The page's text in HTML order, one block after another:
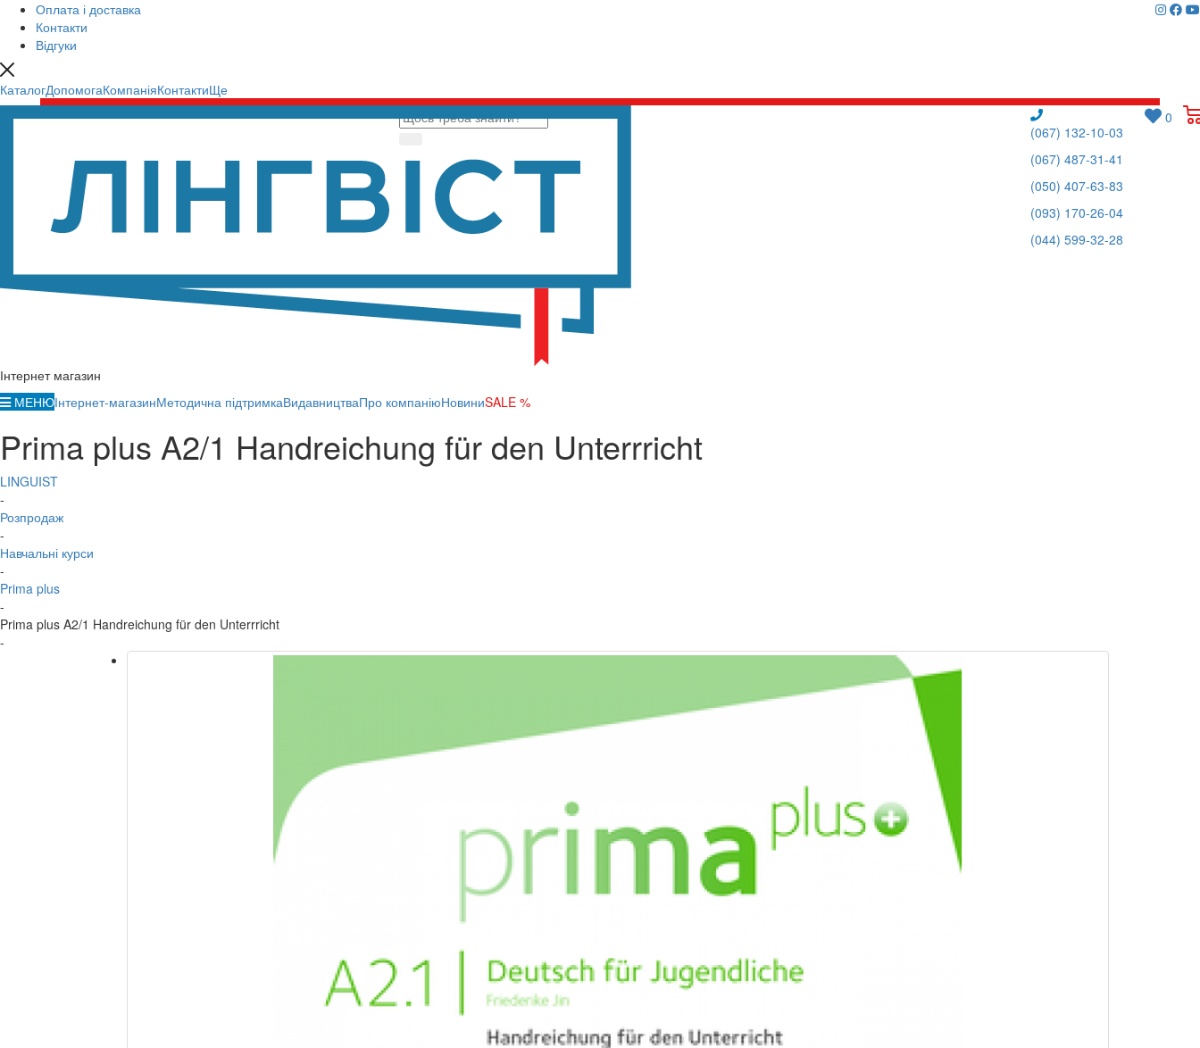
Оплата і доставка
Контакти
Відгуки
КаталогДопомогаКомпаніяКонтактиЩе
Інтернет магазин
0
(067) 132-10-03
(067) 487-31-41
(050) 407-63-83
(093) 170-26-04
(044) 599-32-28
МЕНЮІнтернет-магазинМетодична підтримкаВидавництваПро компаніюНовиниSALE %
Prima plus A2/1 Handreichung für den Unterrricht
LINGUIST
-
Розпродаж
-
Навчальні курси
-
Prima plus
-
Prima plus A2/1 Handreichung für den Unterrricht
-